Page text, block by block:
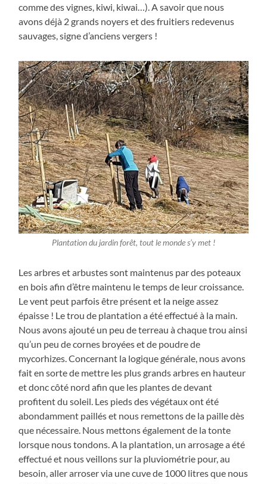
comme des vignes, kiwi, kiwai…). A savoir que nous
avons déjà 2 grands noyers et des fruitiers redevenus
sauvages, signe d’anciens vergers !
Plantation du jardin forêt, tout le monde s’y met !
Les arbres et arbustes sont maintenus par des poteaux
en bois afin d’être maintenu le temps de leur croissance.
Le vent peut parfois être présent et la neige assez
épaisse ! Le trou de plantation a été effectué à la main.
Nous avons ajouté un peu de terreau à chaque trou ainsi
qu’un peu de cornes broyées et de poudre de
mycorhizes. Concernant la logique générale, nous avons
fait en sorte de mettre les plus grands arbres en hauteur
et donc côté nord afin que les plantes de devant
profitent du soleil. Les pieds des végétaux ont été
abondamment paillés et nous remettons de la paille dès
que nécessaire. Nous mettons également de la tonte
lorsque nous tondons. A la plantation, un arrosage a été
effectué et nous veillons sur la pluviométrie pour, au
besoin, aller arroser via une cuve de 1000 litres que nous